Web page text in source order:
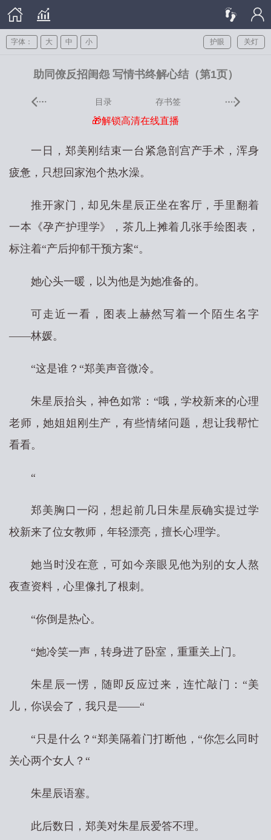
关灯
护眼
字体： 大 中 小
助同僚反招闺怨 写情书终解心结（第1页）
目录 存书签
🎁解锁高清在线直播
一日，郑美刚结束一台紧急剖宫产手术，浑身
疲惫，只想回家泡个热水澡。
推开家门，却见朱星辰正坐在客厅，手里翻着
一本《孕产护理学》，茶几上摊着几张手绘图表，
标注着“产后抑郁干预方案“。
她心头一暖，以为他是为她准备的。
可走近一看，图表上赫然写着一个陌生名字
——林媛。
“这是谁？“郑美声音微冷。
朱星辰抬头，神色如常：“哦，学校新来的心理
老师，她姐姐刚生产，有些情绪问题，想让我帮忙
看看。
“
郑美胸口一闷，想起前几日朱星辰确实提过学
校新来了位女教师，年轻漂亮，擅长心理学。
她当时没在意，可如今亲眼见他为别的女人熬
夜查资料，心里像扎了根刺。
“你倒是热心。
“她冷笑一声，转身进了卧室，重重关上门。
朱星辰一愣，随即反应过来，连忙敲门：“美
儿，你误会了，我只是——“
“只是什么？“郑美隔着门打断他，“你怎么同时
关心两个女人？“
朱星辰语塞。
此后数日，郑美对朱星辰爱答不理。